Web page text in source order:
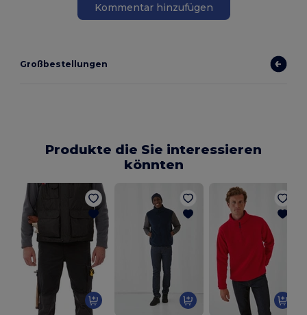
Kommentar hinzufügen
Großbestellungen
Produkte die Sie interessieren
könnten